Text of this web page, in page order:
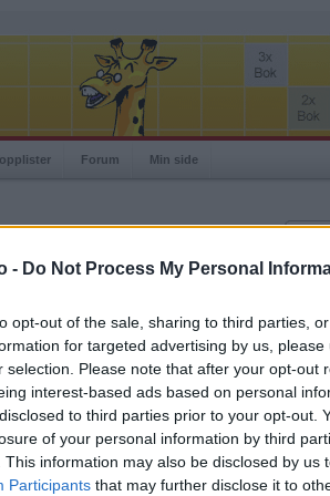
- Do Not Process My Personal
opt-out of the sale, sharing to third parties,
for targeted advertising by us,
selection. Please note that after your opt-out
interest-based ads based on personal
to third parties prior to your opt-out.
of your personal information by third
This information may also be disclosed by us
Participants that may further disclose it to
Forum Min side
det spiller ingen
Gjennomsnittlig poengsum per kamp
383
Gjennomsnittlig antall legg per kamp
Gjennomsnittlig antall bomlegg per